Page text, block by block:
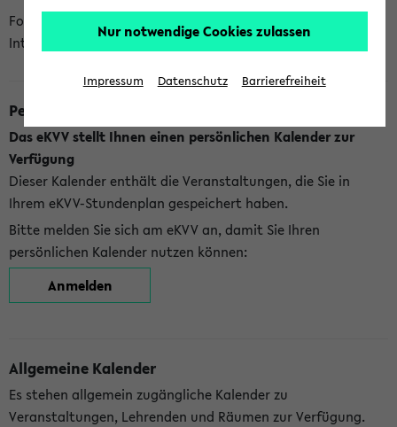
Folgende Kalender bietet Ihnen das eKVV derzeit zur
Integration an:
Persönlicher Kalender
Das eKVV stellt Ihnen einen persönlichen Kalender zur
Verfügung
Dieser Kalender enthält die Veranstaltungen, die Sie in
Ihrem eKVV-Stundenplan gespeichert haben.
Bitte melden Sie sich am eKVV an, damit Sie Ihren
persönlichen Kalender nutzen können:
Anmelden
Allgemeine Kalender
Es stehen allgemein zugängliche Kalender zu
Veranstaltungen, Lehrenden und Räumen zur Verfügung.
Nur notwendige Cookies zulassen
Impressum Datenschutz Barrierefreiheit